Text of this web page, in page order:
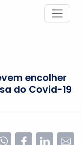
encolher
do Covid-19